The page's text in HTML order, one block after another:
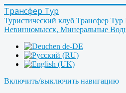
Трансфер Тур
Туристический клуб Трансфер
Невинномысск, Минеральные
Включить/выключить навигацию